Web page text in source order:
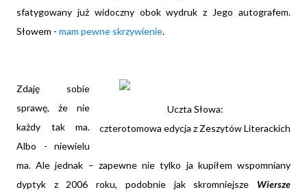
sfatygowany już widoczny obok wydruk z Jego autografem.
Słowem - mam pewne skrzywienie.
Uczta Słowa:
czterotomowa edycja z Zeszytów Literackich
Zdaję sobie
sprawę, że nie
każdy tak ma.
Albo - niewielu
ma. Ale jednak – zapewne nie tylko ja kupiłem wspomniany
dyptyk z 2006 roku, podobnie jak skromniejsze Wiersze